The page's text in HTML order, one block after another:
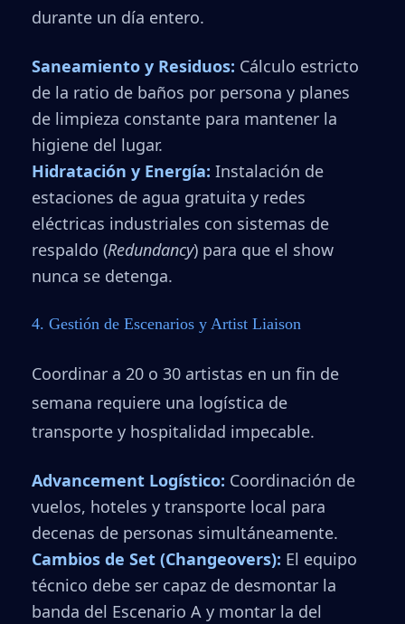
durante un día entero.
Saneamiento y Residuos: Cálculo estricto
de la ratio de baños por persona y planes
de limpieza constante para mantener la
higiene del lugar.
Hidratación y Energía: Instalación de
estaciones de agua gratuita y redes
eléctricas industriales con sistemas de
respaldo (Redundancy) para que el show
nunca se detenga.
4. Gestión de Escenarios y Artist Liaison
Coordinar a 20 o 30 artistas en un fin de
semana requiere una logística de
transporte y hospitalidad impecable.
Advancement Logístico: Coordinación de
vuelos, hoteles y transporte local para
decenas de personas simultáneamente.
Cambios de Set (Changeovers): El equipo
técnico debe ser capaz de desmontar la
banda del Escenario A y montar la del